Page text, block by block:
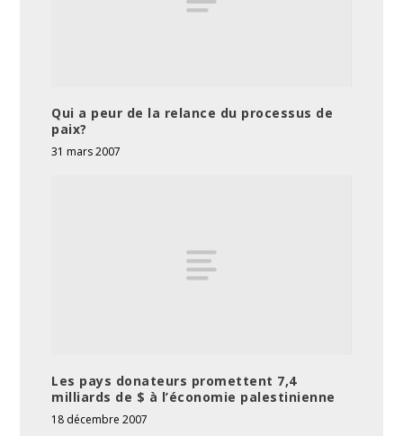
Qui a peur de la relance du processus de
paix?
31 mars 2007
Les pays donateurs promettent 7,4
milliards de $ à l’économie palestinienne
18 décembre 2007